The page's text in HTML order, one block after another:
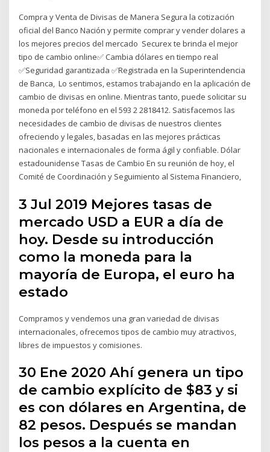
Compra y Venta de Divisas de Manera Segura la cotización
oficial del Banco Nación y permite comprar y vender dolares a
los mejores precios del mercado Securex te brinda el mejor
tipo de cambio online✅ Cambia dólares en tiempo real
✅Seguridad garantizada ✅Registrada en la Superintendencia
de Banca, Lo sentimos, estamos trabajando en la aplicación de
cambio de divisas en online. Mientras tanto, puede solicitar su
moneda por teléfono en el 593 2 2818412. Satisfacemos las
necesidades de cambio de divisas de nuestros clientes
ofreciendo y legales, basadas en las mejores prácticas
nacionales e internacionales de forma ágil y confiable. Dólar
estadounidense Tasas de Cambio En su reunión de hoy, el
Comité de Coordinación y Seguimiento al Sistema Financiero,
3 Jul 2019 Mejores tasas de
mercado USD a EUR a día de
hoy. Desde su introducción
como la moneda para la
mayoría de Europa, el euro ha
estado
Compramos y vendemos una gran variedad de divisas
internacionales, ofrecemos tipos de cambio muy atractivos,
libres de impuestos y comisiones.
30 Ene 2020 Ahí genera un tipo
de cambio explícito de $83 y si
es con dólares en Argentina, de
82 pesos. Después se mandan
los pesos a la cuenta en